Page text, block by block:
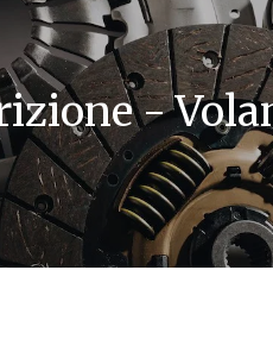
-